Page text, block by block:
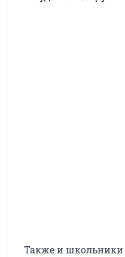
Также и школьники